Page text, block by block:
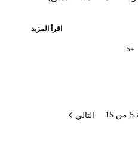
وتطرح Google Gemini 3.5 Live Translate في أكثر من
اقرأ المزيد
+5
التالي